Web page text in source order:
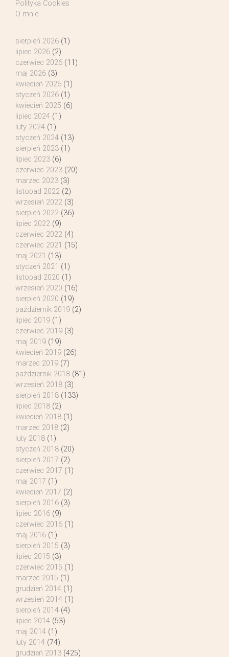
Polityka Cookies
O mnie
sierpień 2026 (1)
lipiec 2026 (2)
czerwiec 2026 (11)
maj 2026 (3)
kwiecień 2026 (1)
styczeń 2026 (1)
kwiecień 2025 (6)
lipiec 2024 (1)
luty 2024 (1)
styczeń 2024 (13)
sierpień 2023 (1)
lipiec 2023 (6)
czerwiec 2023 (20)
marzec 2023 (3)
listopad 2022 (2)
wrzesień 2022 (3)
sierpień 2022 (36)
lipiec 2022 (9)
czerwiec 2022 (4)
czerwiec 2021 (15)
maj 2021 (13)
styczeń 2021 (1)
listopad 2020 (1)
wrzesień 2020 (16)
sierpień 2020 (19)
październik 2019 (2)
lipiec 2019 (1)
czerwiec 2019 (3)
maj 2019 (19)
kwiecień 2019 (26)
marzec 2019 (7)
październik 2018 (81)
wrzesień 2018 (3)
sierpień 2018 (133)
lipiec 2018 (2)
kwiecień 2018 (1)
marzec 2018 (2)
luty 2018 (1)
styczeń 2018 (20)
sierpień 2017 (2)
czerwiec 2017 (1)
maj 2017 (1)
kwiecień 2017 (2)
sierpień 2016 (3)
lipiec 2016 (9)
czerwiec 2016 (1)
maj 2016 (1)
sierpień 2015 (3)
lipiec 2015 (3)
czerwiec 2015 (1)
marzec 2015 (1)
grudzień 2014 (1)
wrzesień 2014 (1)
sierpień 2014 (4)
lipiec 2014 (53)
maj 2014 (1)
luty 2014 (74)
grudzień 2013 (425)